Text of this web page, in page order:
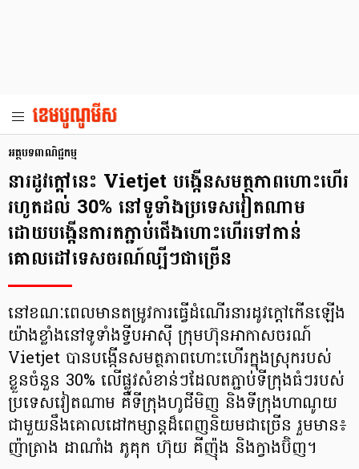
អត្ថបទពាណិជ្ជកម្ម
នារដូវក្តៅនេះ Vietjet បង្កើនសមត្ថភាពហោះហើរ
រហូតដល់ 30% នៅទូទាំងប្រទេសវៀតណាម
ដោយបង្កើនការតភ្ជាប់ជើងហោះហើរទៅកាន់
គោលដៅទេសចរណ៍ល្បីៗជាច្រើន
នៅខណៈពេលមានតម្រូវការធ្វើដំណើរនារដូវក្តៅកើនឡើង
យ៉ាងខ្លាំងនៅទូទាំងទ្វីបអាស៊ី ក្រុមហ៊ុនអាកាសចរណ៍
Vietjet បានបង្កើនសមត្ថភាពហោះហើរក្នុងស្រុករបស់
ខ្លួនចំនួន 30% លើផ្លូវសំខាន់ៗដែលតភ្ជាប់ទីក្រុងធំៗរបស់
ប្រទេសវៀតណាម គឺទីក្រុងហូជីមិញ និងទីក្រុងហាណូយ
ជាមួយនឹងគោលដៅកម្សាន្តដ៏ពេញនិយមជាច្រើន រួមមាន៖
ញ៉ាត្រាង ដាណាំង ភូគុក ហ៊ុយ គីញ៉ុង និងក្វាងប៊ិញ។